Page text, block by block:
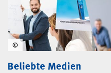
Beliebte Medien
©